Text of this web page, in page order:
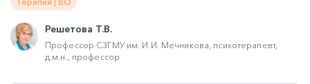
Решетова Т.В.
Профессор СЗГМУ им. И.И. Мечникова, психотерапевт,
д.м.н., профессор